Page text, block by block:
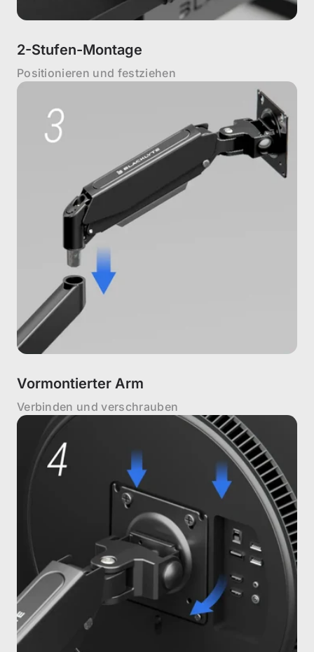
2-Stufen-Montage
Positionieren und festziehen
Vormontierter Arm
Verbinden und verschrauben
Subscribe to unlock and stay updated on Blacklyte special offers,
new releases and more!
CLAIM YOUR DISCOUNT
No, suscribe later